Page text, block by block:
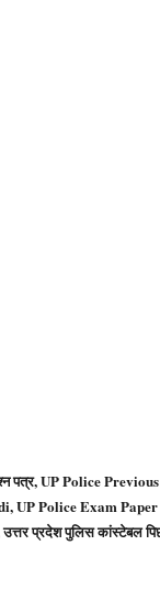
पत्र, UP Police
UP Police Exam
प्रदेश पुलिस कांस्टेबल